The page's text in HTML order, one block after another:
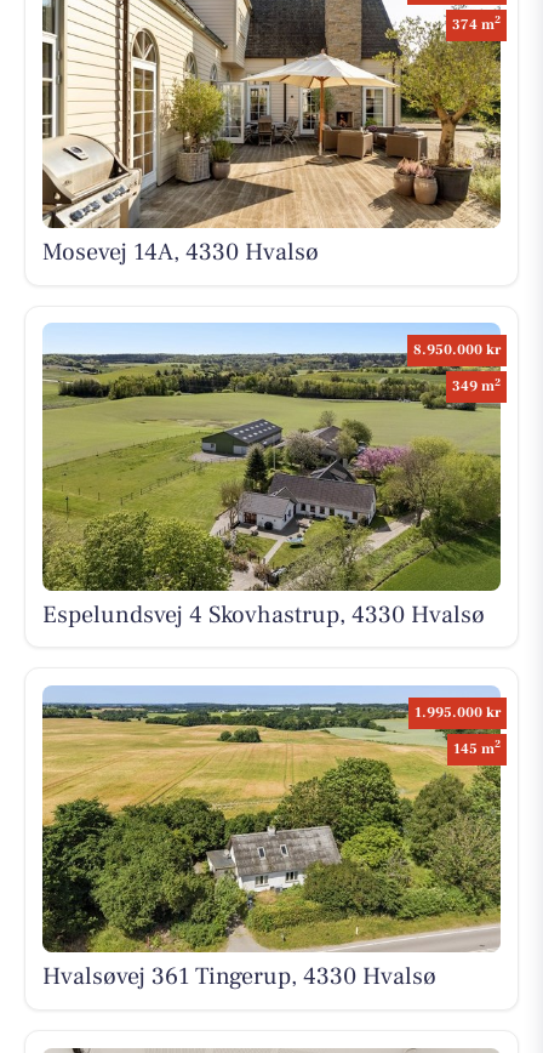
374 m2
Mosevej 14A, 4330 Hvalsø
8.950.000 kr
349 m2
Espelundsvej 4 Skovhastrup, 4330 Hvalsø
1.995.000 kr
145 m2
Hvalsøvej 361 Tingerup, 4330 Hvalsø